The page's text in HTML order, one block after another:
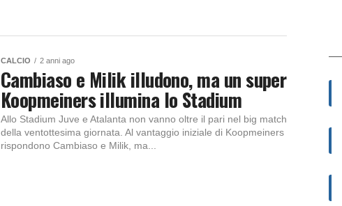
CALCIO 2 anni ago
Cambiaso e Milik illudono, ma un super
Koopmeiners illumina lo Stadium
Allo Stadium Juve e Atalanta non vanno oltre il pari nel big match
della ventottesima giornata. Al vantaggio iniziale di Koopmeiners
rispondono Cambiaso e Milik, ma...